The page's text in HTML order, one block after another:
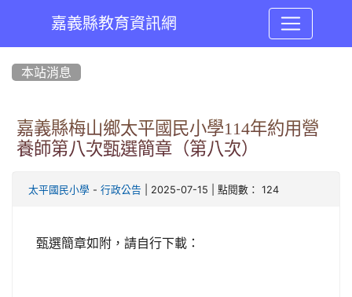
嘉義縣教育資訊網
本站消息
嘉義縣梅山鄉太平國民小學114年約用營
養師第八次甄選簡章（第八次）
太平國民小學 - 行政公告 | 2025-07-15 | 點閱數： 124
甄選簡章如附，請自行下載：